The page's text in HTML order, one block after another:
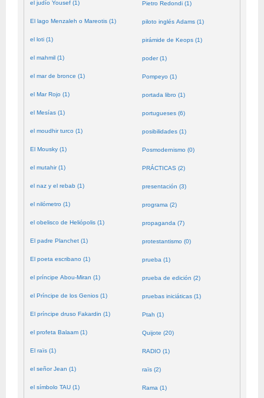
el judío Yousef (1)
El lago Menzaleh o Mareotis (1)
el loti (1)
el mahmil (1)
el mar de bronce (1)
el Mar Rojo (1)
el Mesías (1)
el moudhir turco (1)
El Mousky (1)
el mutahir (1)
el naz y el rebab (1)
el nilómetro (1)
el obelisco de Heliópolis (1)
El padre Planchet (1)
El poeta escribano (1)
el príncipe Abou-Miran (1)
el Príncipe de los Genios (1)
El príncipe druso Fakardin (1)
el profeta Balaam (1)
El raïs (1)
el señor Jean (1)
el símbolo TAU (1)
Pietro Redondi (1)
piloto inglés Adams (1)
pirámide de Keops (1)
poder (1)
Pompeyo (1)
portada libro (1)
portugueses (6)
posibilidades (1)
Posmodernismo (0)
PRÁCTICAS (2)
presentación (3)
programa (2)
propaganda (7)
protestantismo (0)
prueba (1)
prueba de edición (2)
pruebas iniciáticas (1)
Ptah (1)
Quijote (20)
RADIO (1)
raïs (2)
Rama (1)